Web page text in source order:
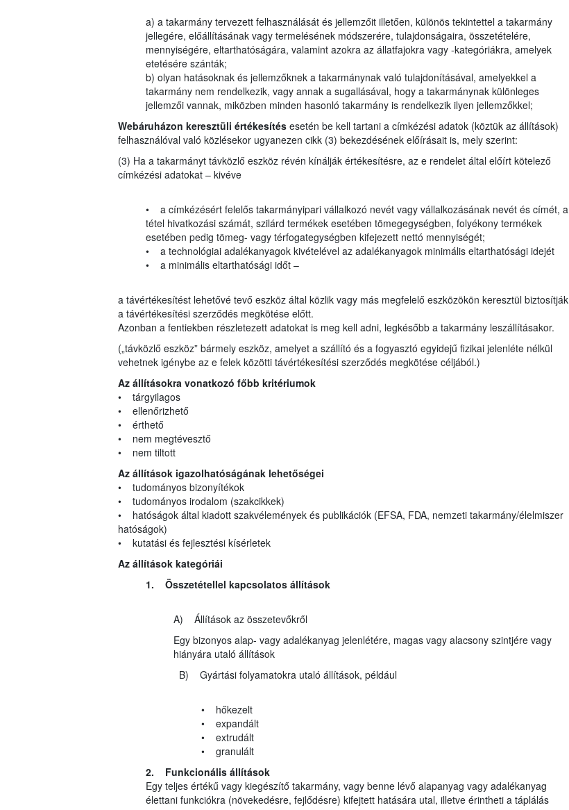
a) a takarmány tervezett felhasználását és jellemzőit illetően, különös tekintettel a takarmány
jellegére, előállításának vagy termelésének módszerére, tulajdonságaira, összetételére,
mennyiségére, eltarthatóságára, valamint azokra az állatfajokra vagy -kategóriákra, amelyek
etetésére szánták;
b) olyan hatásoknak és jellemzőknek a takarmánynak való tulajdonításával, amelyekkel a
takarmány nem rendelkezik, vagy annak a sugallásával, hogy a takarmánynak különleges
jellemzői vannak, miközben minden hasonló takarmány is rendelkezik ilyen jellemzőkkel;
Webáruházon keresztüli értékesítésesetén be kell tartani a címkézési adatok (köztük az állítások)
felhasználóval való közlésekor ugyanezen cikk (3) bekezdésének előírásait is, mely szerint:
(3) Ha a takarmányt távközlő eszköz révén kínálják értékesítésre, az e rendelet által előírt kötelező
címkézési adatokat – kivéve
• a címkézésért felelős takarmányipari vállalkozó nevét vagy vállalkozásának nevét és címét, a
tétel hivatkozási számát, szilárd termékek esetében tömegegységben, folyékony termékek
esetében pedig tömeg- vagy térfogategységben kifejezett nettó mennyiségét;
• a technológiai adalékanyagok kivételével az adalékanyagok minimális eltarthatósági idejét
• a minimális eltarthatósági időt –
a távértékesítést lehetővé tevő eszköz által közlik vagy más megfelelő eszközökön keresztül biztosítják
a távértékesítési szerződés megkötése előtt.
Azonban a fentiekben részletezett adatokat is meg kell adni, legkésőbb a takarmány leszállításakor.
(„távközlő eszköz” bármely eszköz, amelyet a szállító és a fogyasztó egyidejű fizikai jelenléte nélkül
vehetnek igénybe az e felek közötti távértékesítési szerződés megkötése céljából.)
Az állításokra vonatkozó főbb kritériumok
• tárgyilagos
• ellenőrizhető
• érthető
• nem megtévesztő
• nem tiltott
Az állítások igazolhatóságának lehetőségei
• tudományos bizonyítékok
• tudományos irodalom (szakcikkek)
• hatóságok által kiadott szakvélemények és publikációk (EFSA, FDA, nemzeti takarmány/élelmiszer
hatóságok)
• kutatási és fejlesztési kísérletek
Az állítások kategóriái
1. Összetétellel kapcsolatos állítások
A) Állítások az összetevőkről
Egy bizonyos alap- vagy adalékanyag jelenlétére, magas vagy alacsony szintjére vagy
hiányára utaló állítások
B) Gyártási folyamatokra utaló állítások, például
• hőkezelt
• expandált
• extrudált
• granulált
2. Funkcionális állítások
Egy teljes értékű vagy kiegészítő takarmány, vagy benne lévő alapanyag vagy adalékanyag
élettani funkciókra (növekedésre, fejlődésre) kifejtett hatására utal, illetve érintheti a táplálás